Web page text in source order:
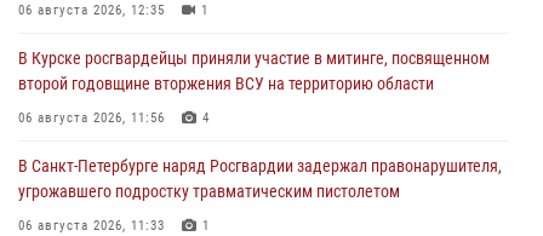
06 августа 2026, 12:35 1
В Курске росгвардейцы приняли участие в митинге, посвященном
второй годовщине вторжения ВСУ на территорию области
06 августа 2026, 11:56 4
В Санкт-Петербурге наряд Росгвардии задержал правонарушителя,
угрожавшего подростку травматическим пистолетом
06 августа 2026, 11:33 1